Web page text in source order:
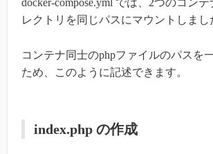
docker-compose.yml では、2つのコン
レクトリを同じパスにマウントしまし
コンテナ同士のphpファイルのパスを
ため、このように記述できます。
index.php の作成